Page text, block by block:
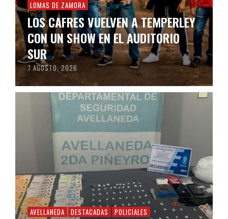
LOMAS DE ZAMORA
LOS CAFRES VUELVEN A TEMPERLEY
CON UN SHOW EN EL AUDITORIO
SUR
7 AGOSTO, 2026
AVELLANEDA DESTACADAS POLICIALES